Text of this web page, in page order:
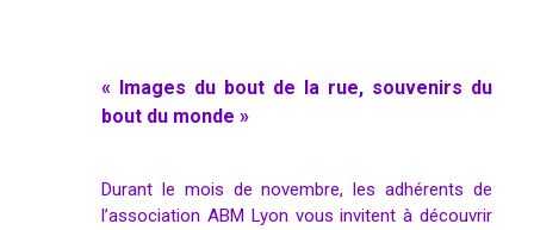
« Images du bout de la rue, souvenirs du
bout du monde »
Durant le mois de novembre, les adhérents de
l’association ABM Lyon vous invitent à découvrir